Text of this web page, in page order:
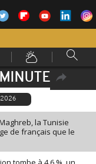
2026
la Tunisie
de français que le